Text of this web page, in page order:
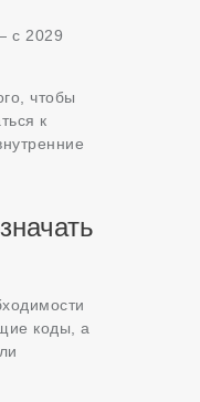
с 2029
чтобы
к
коды, а